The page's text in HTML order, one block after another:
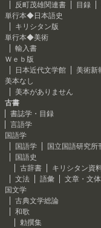
反町茂雄関連書
目録
単行本◆日本語史
キリシタン版
単行本◆美術
輸入書
Ｗｅｂ版
日本近代文学館
美術新
美本なし
美本がありません
古書
書誌学・目録
言語学
国語学
国語学
国立国語研究所
国語史
古辞書
キリシタン資
文法
語彙 文章・文
国文学
古典文学総論
和歌
勅撰集